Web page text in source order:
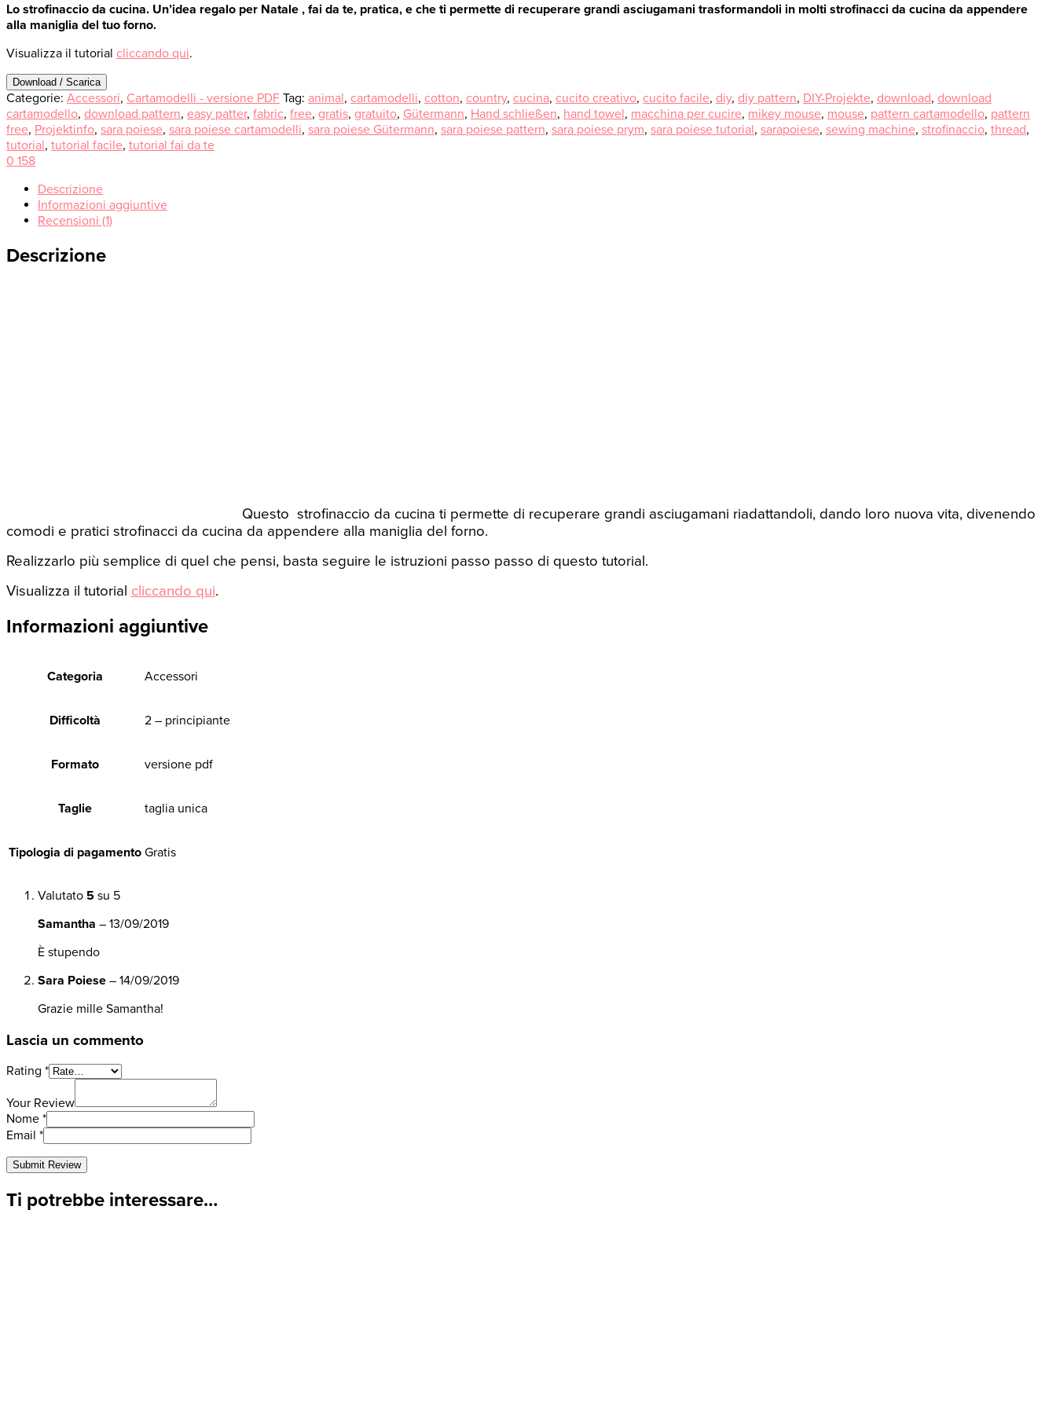
Lo strofinaccio da cucina. Un’idea regalo per Natale , fai da te, pratica, e che ti permette di recuperare grandi asciugamani trasformandoli in molti strofinacci da cucina da appendere
alla maniglia del tuo forno.
Visualizza il tutorial cliccando qui.
Download / Scarica
Categorie: Accessori, Cartamodelli - versione PDF Tag: animal, cartamodelli, cotton, country, cucina, cucito creativo, cucito facile, diy, diy pattern, DIY-Projekte, download, download
cartamodello, download pattern, easy patter, fabric, free, gratis, gratuito, Gütermann, Hand schließen, hand towel, macchina per cucire, mikey mouse, mouse, pattern cartamodello, pattern
free, Projektinfo, sara poiese, sara poiese cartamodelli, sara poiese Gütermann, sara poiese pattern, sara poiese prym, sara poiese tutorial, sarapoiese, sewing machine, strofinaccio, thread,
tutorial, tutorial facile, tutorial fai da te
0 158
Descrizione
Informazioni aggiuntive
Recensioni (1)
Descrizione
Questo strofinaccio da cucina ti permette di recuperare grandi asciugamani riadattandoli, dando loro nuova vita, divenendo
comodi e pratici strofinacci da cucina da appendere alla maniglia del forno.
Realizzarlo più semplice di quel che pensi, basta seguire le istruzioni passo passo di questo tutorial.
Visualizza il tutorial cliccando qui.
Informazioni aggiuntive
Categoria Accessori
Difficoltà 2 – principiante
Formato versione pdf
Taglie taglia unica
Tipologia di pagamento Gratis
Valutato 5 su 5
Samantha – 13/09/2019
È stupendo
Sara Poiese – 14/09/2019
Grazie mille Samantha!
Lascia un commento
Rating *
Your Review
Nome *
Email *
Ti potrebbe interessare…